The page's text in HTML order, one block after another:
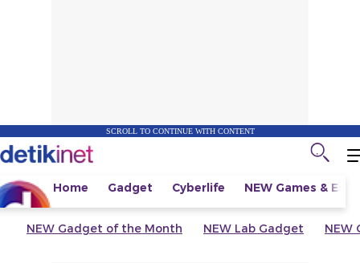
SCROLL TO CONTINUE WITH CONTENT
Home Gadget Cyberlife NEW Games &
NEW Gadget of the Month NEW Lab Gadget NEW